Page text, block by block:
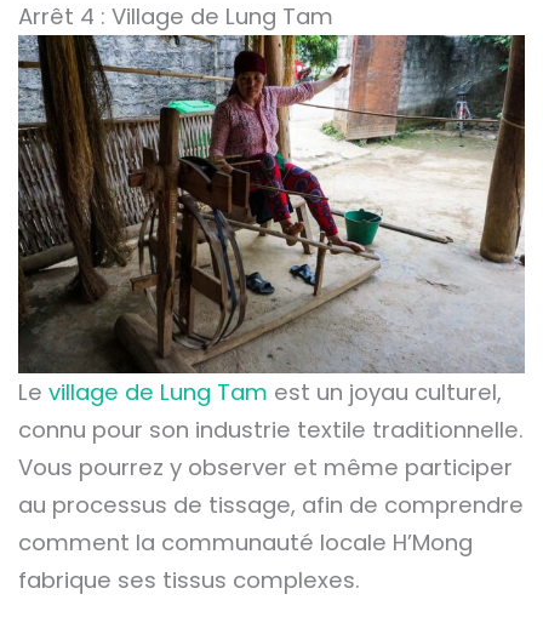
Arrêt 4 : Village de Lung Tam
Le village de Lung Tam est un joyau culturel,
connu pour son industrie textile traditionnelle.
Vous pourrez y observer et même participer
au processus de tissage, afin de comprendre
comment la communauté locale H’Mong
fabrique ses tissus complexes.